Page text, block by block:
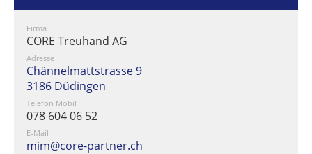
Firma
CORE Treuhand AG
Adresse
Chännelmattstrasse 9
3186 Düdingen
Telefon Mobil
078 604 06 52
E-Mail
mim@core-partner.ch